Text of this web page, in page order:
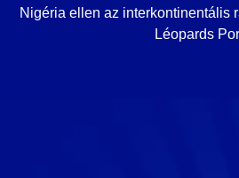
Nigéria ellen az interkontinentális
Léopards